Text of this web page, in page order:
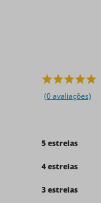
(0 avaliações)
5 estrelas
4 estrelas
3 estrelas